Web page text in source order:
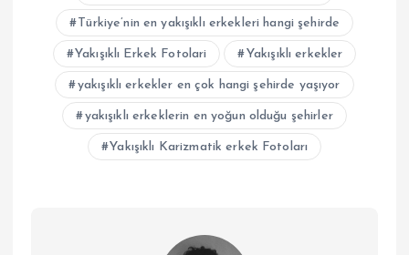
Türkiye’nin en yakışıklı erkekleri hangi şehirde
Yakışıklı Erkek Fotolari Yakışıklı erkekler
yakışıklı erkekler en çok hangi şehirde yaşıyor
yakışıklı erkeklerin en yoğun olduğu şehirler
Yakışıklı Karizmatik erkek Fotoları